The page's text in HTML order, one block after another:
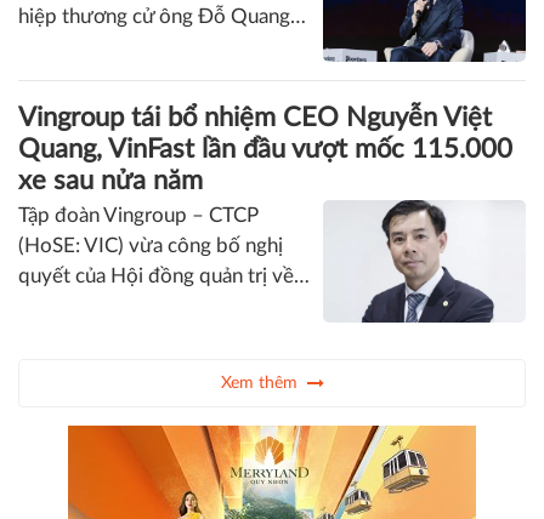
Thị Thu Hằng (Hằng Phạm) - Nhà
chỉ có thể biến AI thành động
lực tăng trưởng khi thiết kế lại
quy trình vận hành, thay vì chỉ
đầu tư thêm công cụ.
Phó Chủ tịch SHB Đỗ Quang Vinh tham gia
Đoàn Chủ tịch Hội Doanh nhân trẻ Việt
Nam khóa VIII
Ủy ban Trung ương Hội Doanh
nhân trẻ Việt Nam khóa VIII vừa
hiệp thương cử ông Đỗ Quang
Vinh – Phó Chủ tịch Hội đồng
quản trị kiêm Phó Tổng Giám
đốc Ngân hàng TMCP Sài Gòn –
Vingroup tái bổ nhiệm CEO Nguyễn Việt
Quang, VinFast lần đầu vượt mốc 115.000
Tập đoàn Vingroup – CTCP
quyết của Hội đồng quản trị về
việc tái bổ nhiệm ông Nguyễn
Việt Quang giữ chức Tổng Giám